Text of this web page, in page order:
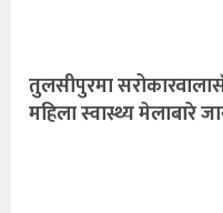
तुलसीपुरमा
महिला स्वास्थ्य मेलाबारे